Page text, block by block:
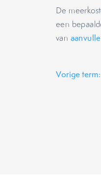
De
een
van
Vorige